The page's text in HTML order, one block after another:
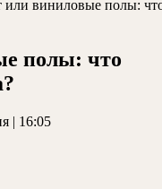
или виниловые полы:
полы: что
| 16:05